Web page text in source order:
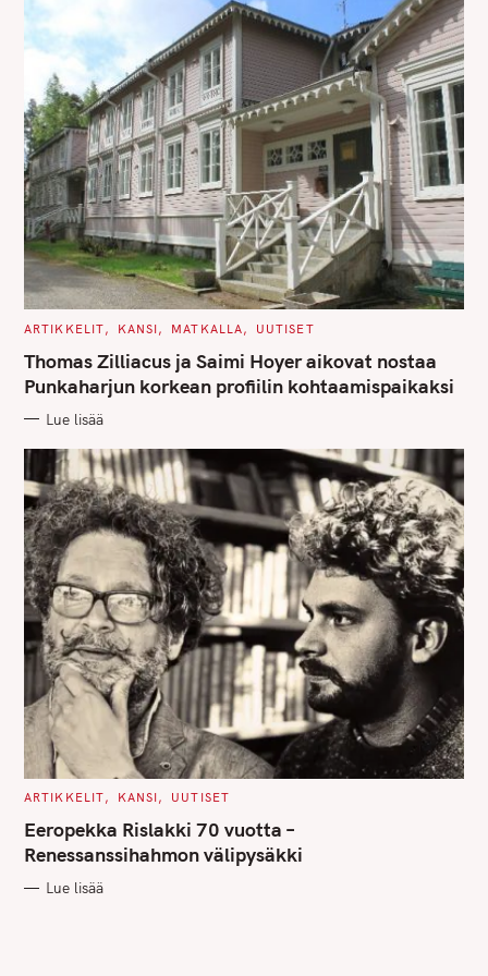
C
T
E
G
O
I
S
ARTIKKELIT KANSI MATKALLA UUTISET
Thomas Zilliacus ja Saimi Hoyer aikovat nostaa
Punkaharjun korkean profiilin kohtaamispaikaksi
Lue lisää
C
T
E
G
O
I
ARTIKKELIT KANSI UUTISET
Eeropekka Rislakki 70 vuotta –
Renessanssihahmon välipysäkki
Lue lisää